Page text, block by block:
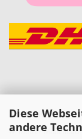
Diese
andere
KONTAKT
» Melzer Modellbau